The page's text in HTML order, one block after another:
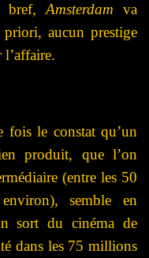
bref, Amsterdam va
priori, aucun prestige
fois le constat qu’un
produit, que l’on
(entre les 50
semble en
sort du cinéma de
dans les 75 millions